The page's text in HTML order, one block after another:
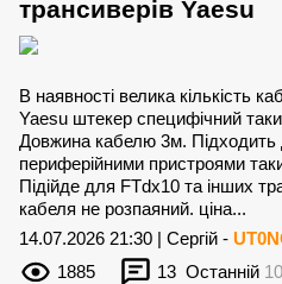
трансиверів Yaesu
В наявності велика кількість
Yaesu штекер специфічний
Довжина кабелю 3м. Підходить
периферійними пристроями
Підійде для FTdx10 та інших
кабеля не розпаяний. ціна...
14.07.2026 21:30 | Сергій -
1885
13 Останній